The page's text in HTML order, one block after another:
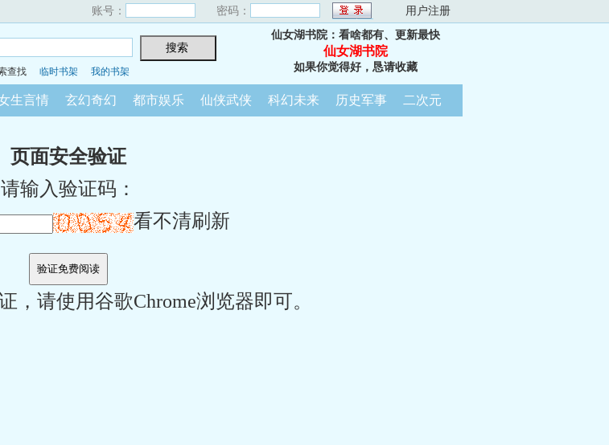
账号： 密码： 用户注册
查找 临时书架 我的书架
仙女湖书院：看啥都有、更新最快
仙女湖书院
如果你觉得好，恳请收藏
生言情 玄幻奇幻 都市娱乐 仙侠武侠 科幻未来 历史军事 二次元
页面安全验证
请输入验证码：
看不清刷新
，请使用谷歌Chrome浏览器即可。